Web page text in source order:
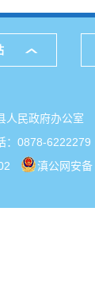
人民政府办公
：0878-6222279
滇公网安